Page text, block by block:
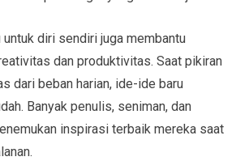
untuk diri sendiri juga membantu
dan produktivitas. Saat pikiran
dari beban harian, ide-ide baru
Banyak penulis, seniman, dan
inspirasi terbaik mereka saat